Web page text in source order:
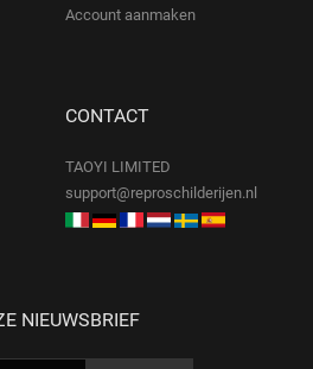
Account aanmaken
CONTACT
TAOYI LIMITED
support@reproschilderijen.nl
NIEUWSBRIEF